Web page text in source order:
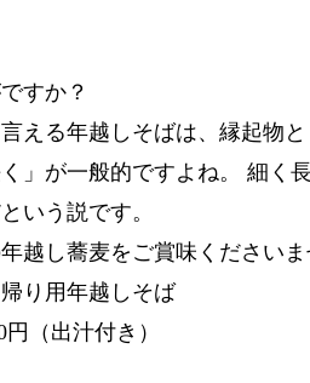
すか？
える年越しそばは、縁起物
」が一般的ですよね。 細く
いう説です。
越し蕎麦をご賞味くださいま
り用年越しそば
（出汁付き）